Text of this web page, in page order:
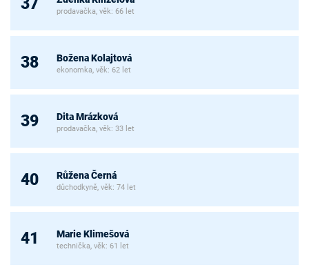
prodavačka, věk: 66 let
38 Božena Kolajtová
ekonomka, věk: 62 let
39 Dita Mrázková
prodavačka, věk: 33 let
40 Růžena Černá
důchodkyně, věk: 74 let
41 Marie Klimešová
technička, věk: 61 let